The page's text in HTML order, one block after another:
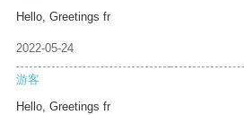
Hello, Greetings fr
2022-05-24
游客
Hello, Greetings fr